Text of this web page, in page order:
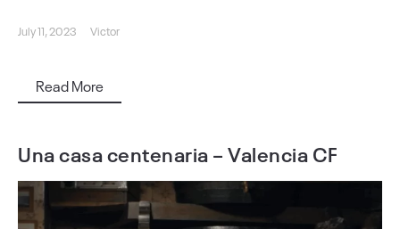
July 11, 2023 Victor
Read More
Una casa centenaria – Valencia CF